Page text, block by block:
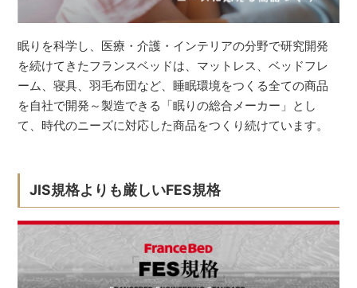
眠りを科学し、医療・介護・インテリアの分野で研究開発
を続けてきたフランスベッドは、マットレス、ベッドフレ
ーム、寝具、羽毛布団など、睡眠環境をつくる全ての商品
を自社で開発～製造できる「眠りの総合メーカー」とし
て、時代のニーズに対応した商品をつくり続けています。
JIS規格よりも厳しいFES規格